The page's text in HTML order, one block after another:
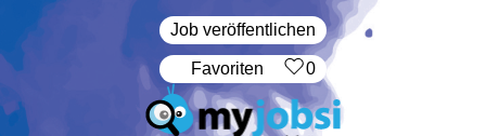
Job veröffentlichen
‏Favoriten 0